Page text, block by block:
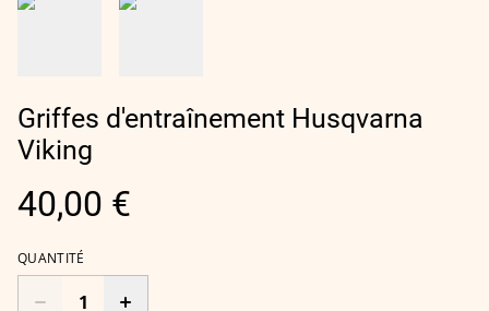
Griffes d'entraînement Husqvarna
Viking
40,00 €
QUANTITÉ